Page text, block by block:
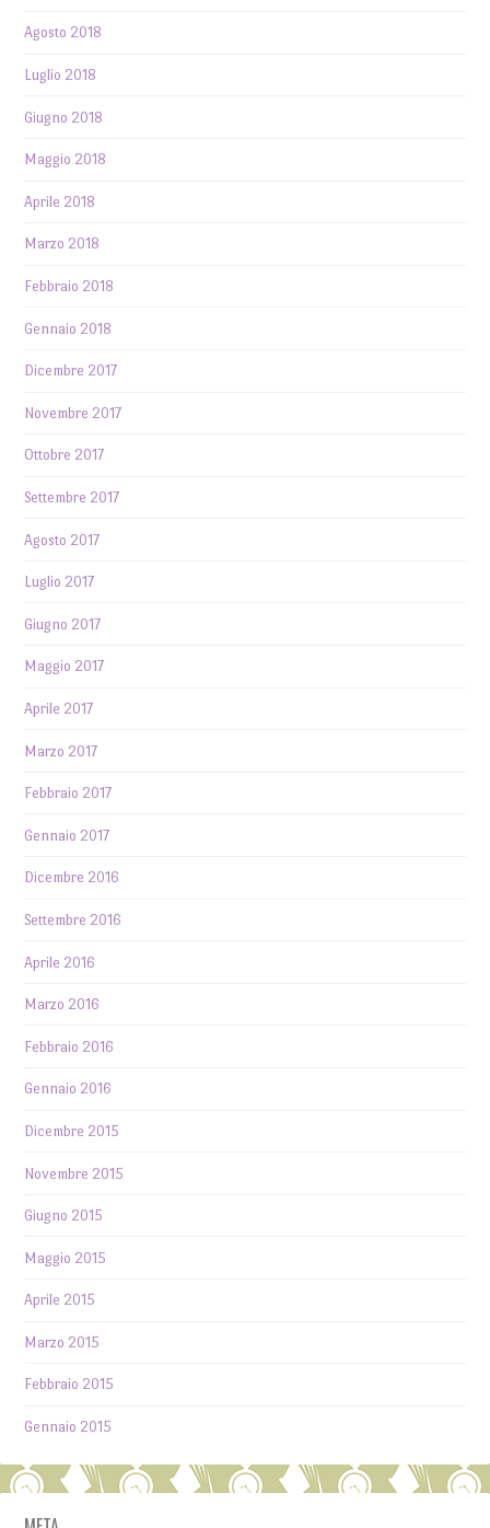
Agosto 2018
Luglio 2018
Giugno 2018
Maggio 2018
Aprile 2018
Marzo 2018
Febbraio 2018
Gennaio 2018
Dicembre 2017
Novembre 2017
Ottobre 2017
Settembre 2017
Agosto 2017
Luglio 2017
Giugno 2017
Maggio 2017
Aprile 2017
Marzo 2017
Febbraio 2017
Gennaio 2017
Dicembre 2016
Settembre 2016
Aprile 2016
Marzo 2016
Febbraio 2016
Gennaio 2016
Dicembre 2015
Novembre 2015
Giugno 2015
Maggio 2015
Aprile 2015
Marzo 2015
Febbraio 2015
Gennaio 2015